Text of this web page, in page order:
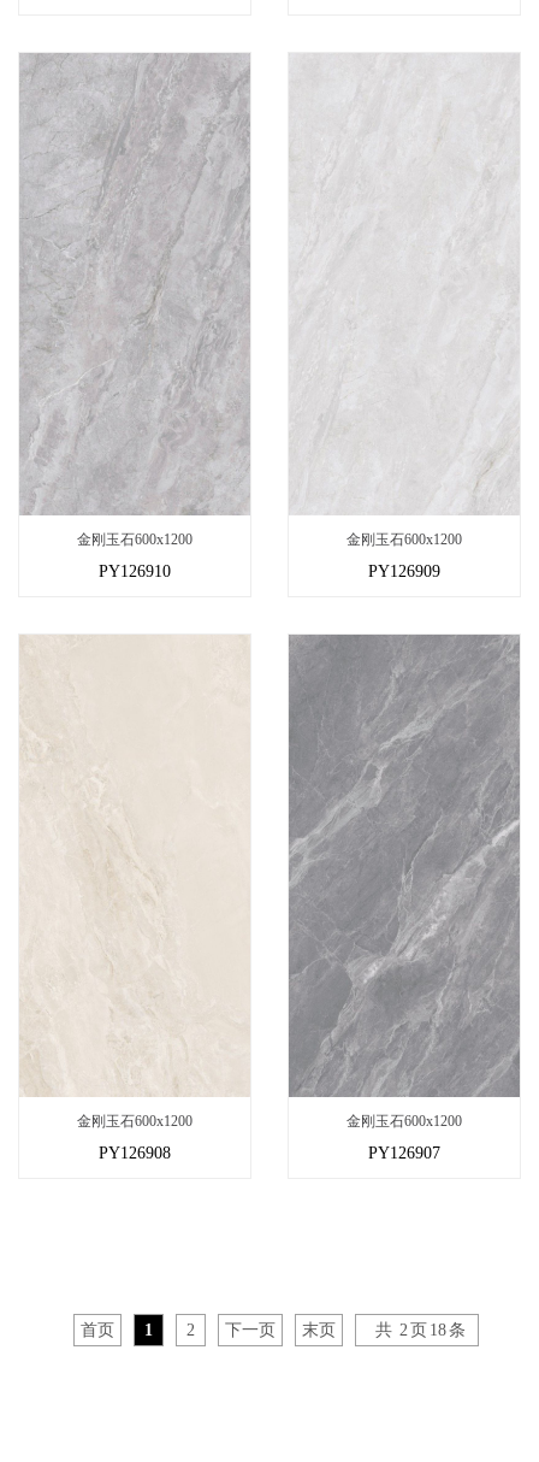
金刚玉石600x1200
PY126910
金刚玉石600x1200
PY126909
金刚玉石600x1200
PY126908
金刚玉石600x1200
PY126907
首页 1 2 下一页 末页 共 2 页 18条